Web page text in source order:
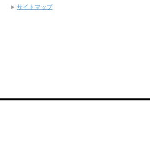
サイトマップ